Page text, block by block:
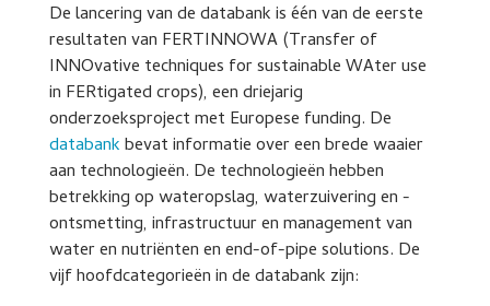
De lancering van de databank is één van de eerste
resultaten van FERTINNOWA (Transfer of
INNOvative techniques for sustainable WAter use
in FERtigated crops), een driejarig
onderzoeksproject met Europese funding. De
databankbevat informatie over een brede waaier
aan technologieën. De technologieën hebben
betrekking op wateropslag, waterzuivering en -
ontsmetting, infrastructuur en management van
water en nutriënten en end-of-pipe solutions. De
vijf hoofdcategorieën in de databank zijn: